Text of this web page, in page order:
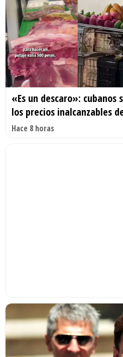
«Es un descaro»: cubanos
los precios inalcanzables
Hace 8 horas